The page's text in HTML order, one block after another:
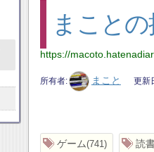
まこと
https://
所有者 まこと 更新
ゲーム 741 読